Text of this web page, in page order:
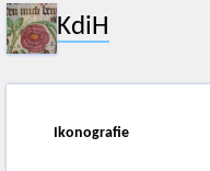
KdiH
Ikonografie